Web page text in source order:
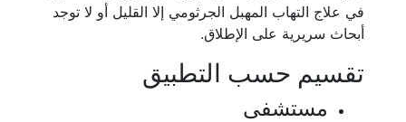
في علاج التهاب المهبل الجرثومي إلا القليل أو لا توجد
أبحاث سريرية على الإطلاق.
تقسيم حسب التطبيق
مستشفى